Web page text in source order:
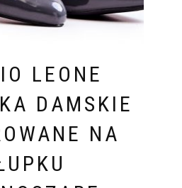
LEONE
DAMSKIE
NA